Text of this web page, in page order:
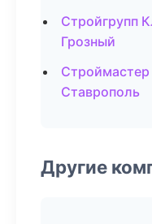
Стройгрупп
Грозный
Ставрополь
Другие